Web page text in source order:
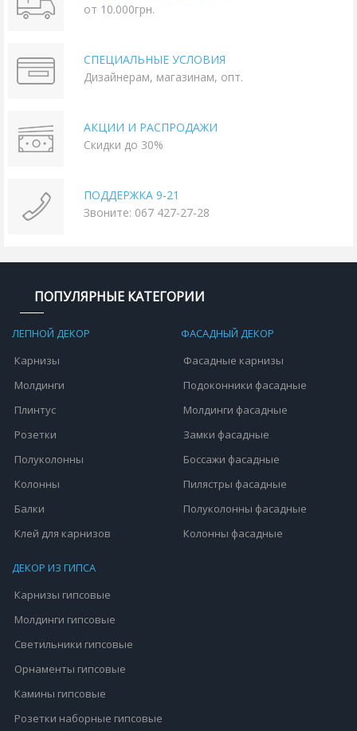
от 10.000грн.
СПЕЦИАЛЬНЫЕ УСЛОВИЯ
Дизайнерам, магазинам, опт.
АКЦИИ И РАСПРОДАЖИ
Скидки до 30%
ПОДДЕРЖКА 9-21
Звоните: 067 427-27-28
ПОПУЛЯРНЫЕ КАТЕГОРИИ
ЛЕПНОЙ ДЕКОР
Карнизы
Молдинги
Плинтус
Розетки
Полуколонны
Колонны
Балки
Клей для карнизов
ФАСАДНЫЙ ДЕКОР
Фасадные карнизы
Подоконники фасадные
Молдинги фасадные
Замки фасадные
Боссажи фасадные
Пилястры фасадные
Полуколонны фасадные
Колонны фасадные
ДЕКОР ИЗ ГИПСА
Карнизы гипсовые
Молдинги гипсовые
Светильники гипсовые
Орнаменты гипсовые
Камины гипсовые
Розетки наборные гипсовые